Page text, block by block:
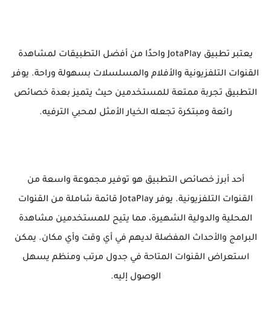
يعتبر تطبيق JotaPlay واحدًا من أفضل التطبيقات لمشاهدة
القنوات التلفزيونية والأفلام والمسلسلات بسهولة وراحة. يوفر
التطبيق تجربة ممتعة للمستخدمين حيث يتميز بعدة خصائص
رائعة ومبتكرة تجعله الخيار الأمثل لمحبي الترفيه.
أحد أبرز خصائص التطبيق هو توفير مجموعة واسعة من
القنوات التلفزيونية. يوفر JotaPlay قائمة شاملة من القنوات
المحلية والدولية الشهيرة، مما يتيح للمستخدمين مشاهدة
البرامج والأحداث المفضلة لديهم في أي وقت وأي مكان. يمكن
استعراض القنوات المتاحة في جدول مرتب ومنظم يسهل
الوصول إليه.